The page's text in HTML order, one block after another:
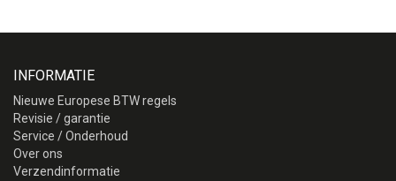
INFORMATIE
Nieuwe Europese BTW regels
Revisie / garantie
Service / Onderhoud
Over ons
Verzendinformatie